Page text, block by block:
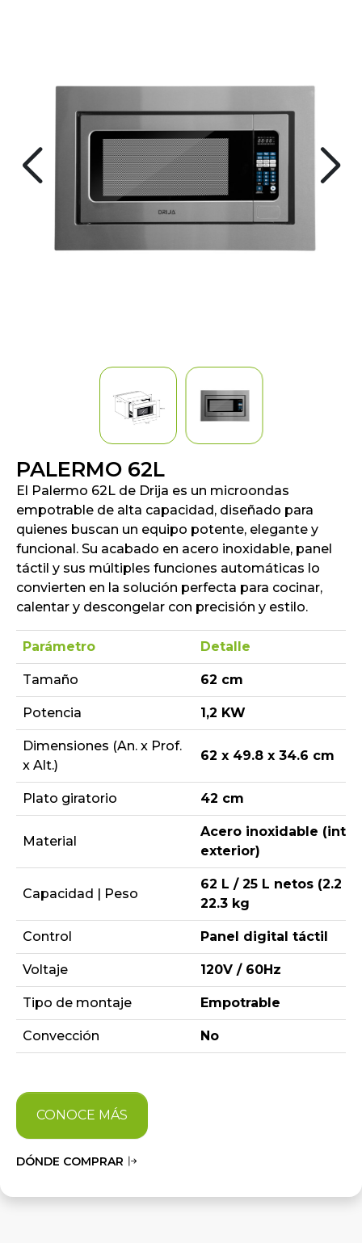
PALERMO 62L
El Palermo 62L de Drija es un microondas
empotrable de alta capacidad, diseñado para
quienes buscan un equipo potente, elegante y
funcional. Su acabado en acero inoxidable, panel
táctil y sus múltiples funciones automáticas lo
convierten en la solución perfecta para cocinar,
calentar y descongelar con precisión y estilo.
Parámetro Detalle
Tamaño 62 cm
Potencia 1,2 KW
Dimensiones (An. x Prof.
x Alt.)
62 x 49.8 x 34.6 cm
Plato giratorio 42 cm
Material
Acero inoxidable
exterior)
Capacidad | Peso
62 L / 25 L netos (2.2
22.3 kg
Control Panel digital táctil
Voltaje 120V / 60Hz
Tipo de montaje Empotrable
Convección No
CONOCE MÁS
DÓNDE COMPRAR